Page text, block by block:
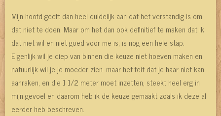
Mijn hoofd geeft dan heel duidelijk aan dat het verstandig is om
dat niet te doen. Maar om het dan ook definitief te maken dat ik
dat niet wil en niet goed voor me is, is nog een hele stap.
Eigenlijk wil je diep van binnen die keuze niet hoeven maken en
natuurlijk wil je je moeder zien. maar het feit dat je haar niet kan
aanraken, en die 1 1/2 meter moet inzetten, steekt heel erg in
mijn gevoel en daarom heb ik de keuze gemaakt zoals ik deze al
eerder heb beschreven.